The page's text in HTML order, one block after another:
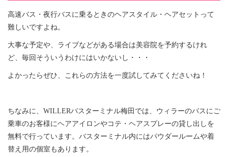
高速バス・夜行バスに乗るときのヘアスタイル・ヘアセットって
難しいですよね。
大事な予定や、ライブなどがある場合は美容院を予約するけれ
ど、毎回そういうわけにはいかないし・・・
よかったらぜひ、これらの方法を一度試してみてくださいね！
ちなみに、WILLERバスターミナル梅田では、ウィラーのバスにご
乗車のお客様にヘアアイロンやコテ・ヘアスプレーの貸し出しを
無料で行っています。バスターミナル内にはパウダールームや着
替え用の個室もあります。